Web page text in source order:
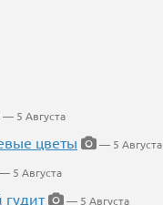
— 5 Августа
цветы
— 5 Августа
— 5 Августа
— 5 Августа